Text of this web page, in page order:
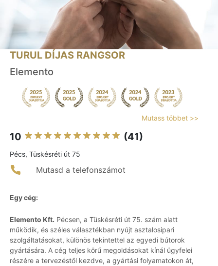
TURUL DÍJAS RANGSOR
Elemento
Mutass többet >>
10 (41)
Pécs, Tüskésréti út 75
Mutasd a telefonszámot
Egy cég:
Elemento Kft. Pécsen, a Tüskésréti út 75. szám alatt
működik, és széles választékban nyújt asztalosipari
szolgáltatásokat, különös tekintettel az egyedi bútorok
gyártására. A cég teljes körű megoldásokat kínál ügyfelei
részére a tervezéstől kezdve, a gyártási folyamatokon át,